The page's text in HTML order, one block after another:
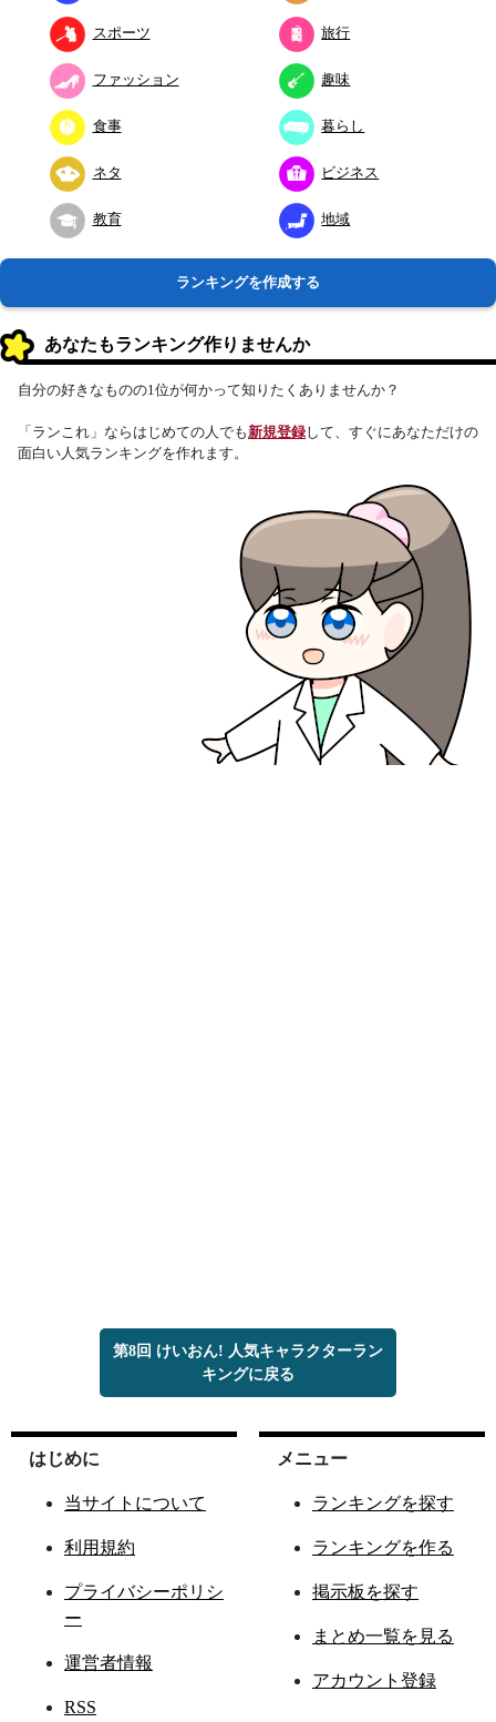
スポーツ 旅行
ファッション 趣味
食事 暮らし
ネタ ビジネス
教育 地域
ランキングを作成する
あなたもランキング作りませんか
自分の好きなものの1位が何かって知りたくありませんか？
「ランこれ」ならはじめての人でも新規登録して、すぐにあなただけの
面白い人気ランキングを作れます。
第8回 けいおん! 人気キャラクターラン
キングに戻る
はじめに
当サイトについて
利用規約
プライバシーポリシ
ー
運営者情報
RSS
メニュー
ランキングを探す
ランキングを作る
掲示板を探す
まとめ一覧を見る
アカウント登録